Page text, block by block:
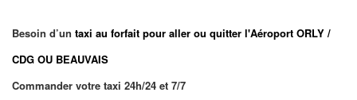
Besoin d’un taxi au forfait pour aller ou quitter l'Aéroport ORLY /
CDG OU BEAUVAIS
Commander votre taxi 24h/24 et 7/7